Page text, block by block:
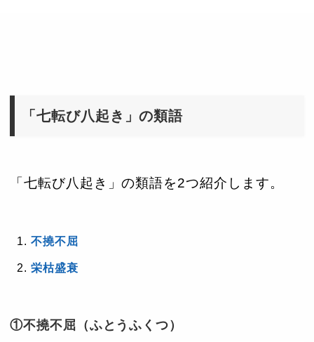
「七転び八起き」の類語
「七転び八起き」の類語を2つ紹介します。
不撓不屈
栄枯盛衰
①不撓不屈（ふとうふくつ）